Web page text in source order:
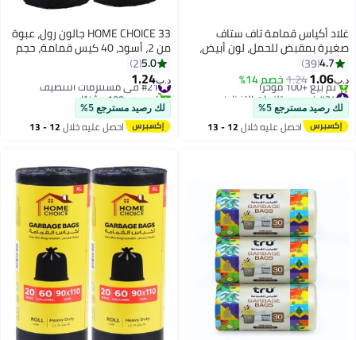
غلاد أكياس قمامة تاف ستاف
صغيرة بمقبض للحمل، لون أبيض،
سعة 20 لتر، 30 كيس أبيض
51x39.5سم
4.7
39
د.ب‏1.06
1.24خصم 14%
#24 في مستلزمات التنظيف
أقل سعر في 30 يوم
تم بيع +100 مؤخرًا
#24 في مستلزمات التنظيف
لك رصيد مسترجع 5%
احصل عليه خلال 12 - 13
اغسطس
HOME CHOICE 33 جالون رول، عبوة
من 2، أسود، 40 كيس قمامة، حجم
65x95 سم، أكياس نفايات، بطانة
سلة، أكياس نفايات للاستخدام
الداخلي والخارجي
5.0
2
د.ب‏1.24
#21 في مستلزمات التنظيف
تم بيع +100 مؤخرًا
#21 في مستلزمات التنظيف
لك رصيد مسترجع 5%
احصل عليه خلال 12 - 13
اغسطس